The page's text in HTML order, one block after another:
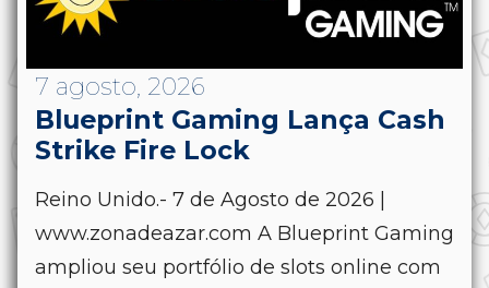
7 agosto, 2026
Blueprint Gaming Lança Cash
Strike Fire Lock
Reino Unido.- 7 de Agosto de 2026 |
www.zonadeazar.com A Blueprint Gaming
ampliou seu portfólio de slots online com